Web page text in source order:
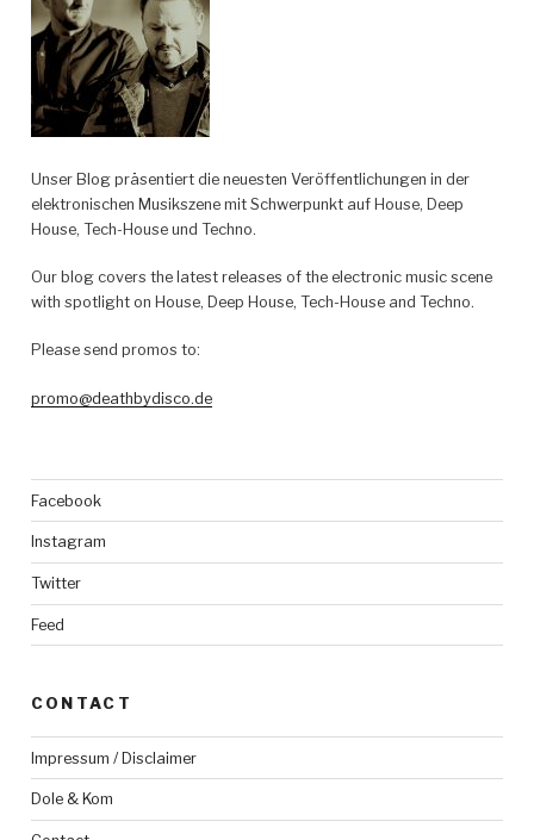
Unser Blog präsentiert die neuesten Veröffentlichungen in der
elektronischen Musikszene mit Schwerpunkt auf House, Deep
House, Tech-House und Techno.
Our blog covers the latest releases of the electronic music scene
with spotlight on House, Deep House, Tech-House and Techno.
Please send promos to:
promo@deathbydisco.de
Facebook
Instagram
Twitter
Feed
CONTACT
Impressum / Disclaimer
Dole & Kom